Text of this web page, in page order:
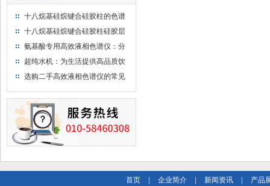
十八烷基硅烷键合硅胶柱的色谱
方法浅述
十八烷基硅烷键合硅胶柱硅胶层
析时如何装柱
氨基酸专用高效液相色谱仪：分
析氨基酸的仪器
超纯水机：为生活提供高品质饮
用水
选购二手高效液相色谱仪的常见
首页 企业简介 新闻资讯 产品